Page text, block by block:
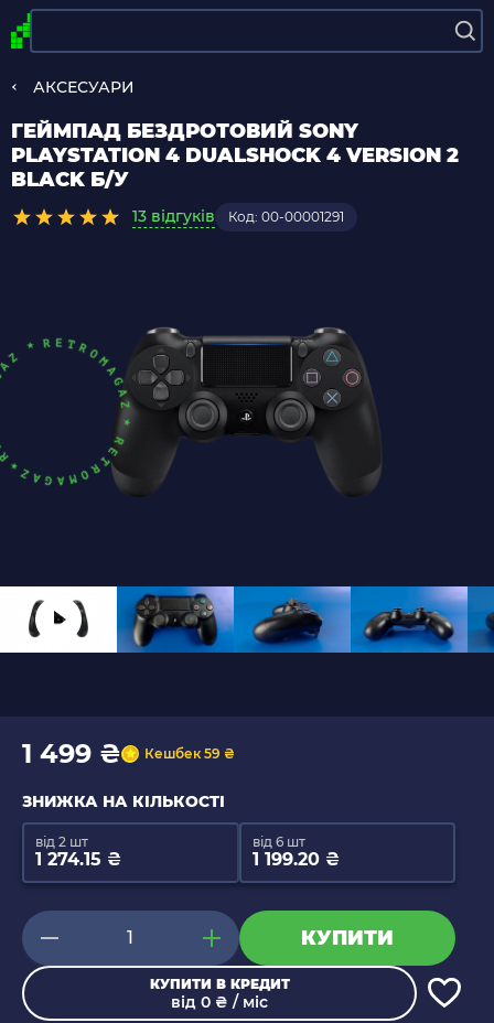
АКСЕСУАРИ
ГЕЙМПАД БЕЗДРОТОВИЙ SONY
PLAYSTATION 4 DUALSHOCK 4 VERSION 2
BLACK Б/У
13 відгуків Код: 00-00001291
1 499 ₴ Кешбек 59 ₴
ЗНИЖКА НА КІЛЬКОСТІ
1 274.15 ₴
від 2 шт
1 199.20 ₴
від 6 шт
КУПИТИ
КУПИТИ В КРЕДИТ
від 0 ₴ / міс